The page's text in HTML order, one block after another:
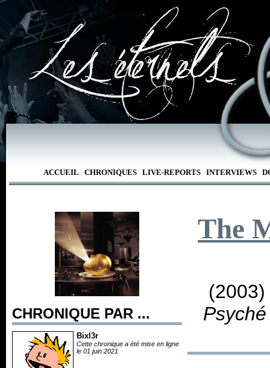
ACCUEIL CHRONIQUES LIVE-REPORTS INTERVIEWS
CHRONIQUE PAR ...
Bixl3r
Cette chronique a été mise en ligne
le 01 juin 2021
The
Psyché